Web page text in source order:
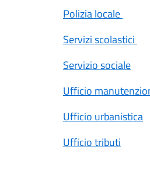
Polizia locale
Servizi scolastici
Servizio sociale
Ufficio
Ufficio urbanistica
Ufficio tributi